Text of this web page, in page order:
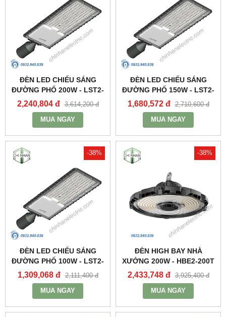
ĐÈN LED CHIẾU SÁNG
ĐƯỜNG PHỐ 200W - LST2-
200 - MPE
2,240,804 đ 3,614,200 đ
MUA NGAY
ĐÈN LED CHIẾU SÁNG
ĐƯỜNG PHỐ 150W - LST2-
150 - MPE
1,680,572 đ 2,710,600 đ
MUA NGAY
-38%
ĐÈN LED CHIẾU SÁNG
ĐƯỜNG PHỐ 100W - LST2-
100 - MPE
1,309,068 đ 2,111,400 đ
MUA NGAY
-38%
ĐÈN HIGH BAY NHÀ
XƯỞNG 200W - HBE2-200T
- MPE
2,433,748 đ 3,925,400 đ
MUA NGAY